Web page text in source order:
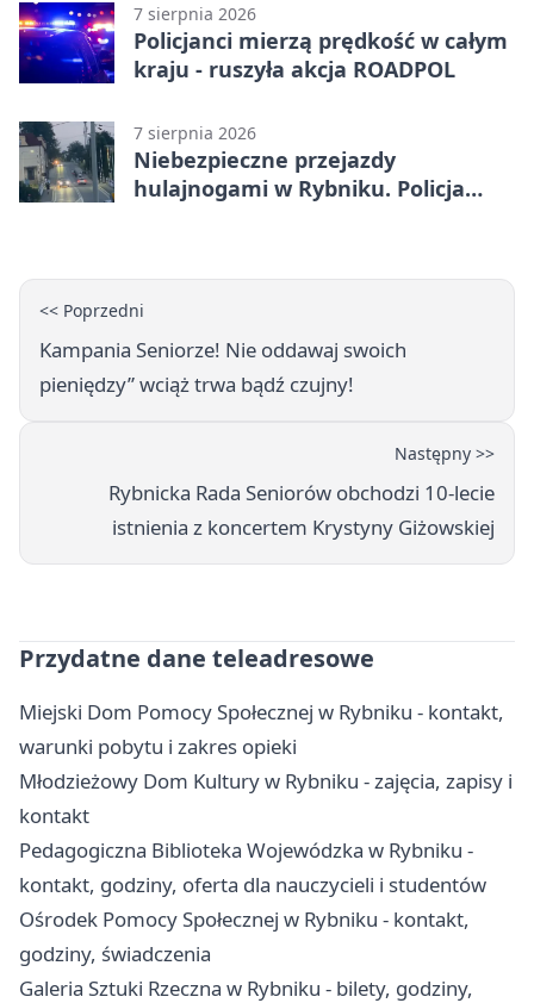
7 sierpnia 2026
Policjanci mierzą prędkość w całym
kraju - ruszyła akcja ROADPOL
7 sierpnia 2026
Niebezpieczne przejazdy
hulajnogami w Rybniku. Policja
<< Poprzedni
Kampania Seniorze! Nie oddawaj swoich
pieniędzy” wciąż trwa bądź czujny!
Następny >>
Rybnicka Rada Seniorów obchodzi 10-lecie
istnienia z koncertem Krystyny Giżowskiej
Przydatne dane teleadresowe
Miejski Dom Pomocy Społecznej w Rybniku - kontakt,
warunki pobytu i zakres opieki
Młodzieżowy Dom Kultury w Rybniku - zajęcia, zapisy i
kontakt
Pedagogiczna Biblioteka Wojewódzka w Rybniku -
kontakt, godziny, oferta dla nauczycieli i studentów
Ośrodek Pomocy Społecznej w Rybniku - kontakt,
godziny, świadczenia
Galeria Sztuki Rzeczna w Rybniku - bilety, godziny,